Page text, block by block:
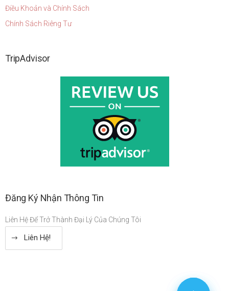
Điều Khoản và Chính Sách
Chính Sách Riêng Tư
TripAdvisor
Đăng Ký Nhận Thông Tin
Liên Hệ Để Trở Thành Đại Lý Của Chúng Tôi
Liên Hệ!